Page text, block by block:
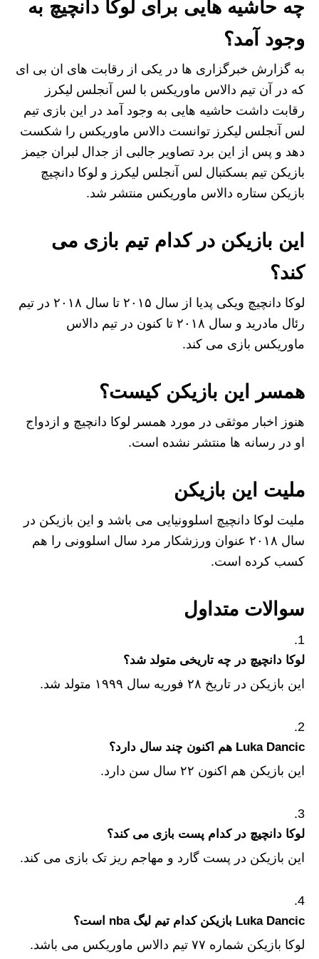
چه حاشیه هایی برای لوکا دانچیچ به
وجود آمد؟
به گزارش خبرگزاری ها در یکی از رقابت های ان بی ای
که در آن تیم دالاس ماوریکس با لس آنجلس لیکرز
رقابت داشت حاشیه هایی به وجود آمد در این بازی تیم
لس آنجلس لیکرز توانست دالاس ماوریکس را شکست
دهد و پس از این برد تصاویر جالبی از جدال لبران جیمز
بازیکن تیم بسکتبال لس آنجلس لیکرز و لوکا دانچیچ
بازیکن ستاره دالاس ماوریکس منتشر شد.
این بازیکن در کدام تیم بازی می
کند؟
لوکا دانچیچ ویکی پدیا از سال ۲۰۱۵ تا سال ۲۰۱۸ در تیم
رئال مادرید و سال ۲۰۱۸ تا کنون در تیم دالاس
ماوریکس بازی می ‌کند.
همسر این بازیکن کیست؟
هنوز اخبار موثقی در مورد همسر لوکا دانچیچ و ازدواج
او در رسانه ها منتشر نشده است.
ملیت این بازیکن
ملیت لوکا دانچیچ اسلوونیایی می باشد و این بازیکن در
سال ۲۰۱۸ عنوان ورزشکار مرد سال اسلوونی را هم
کسب کرده است.
سوالات متداول
لوکا دانچیچ در چه تاریخی متولد شد؟
این بازیکن در تاریخ ۲۸ فوریه سال ۱۹۹۹ متولد شد.
Luka Dancic هم اکنون چند سال دارد؟
این بازیکن هم اکنون ۲۲ سال سن دارد.
لوکا دانچیچ در کدام پست بازی می کند؟
این بازیکن در پست گارد و مهاجم ریز تک بازی می کند.
Luka Dancic بازیکن کدام تیم لیگ nba است؟
لوکا بازیکن شماره ۷۷ تیم دالاس ماوریکس می‌ باشد.